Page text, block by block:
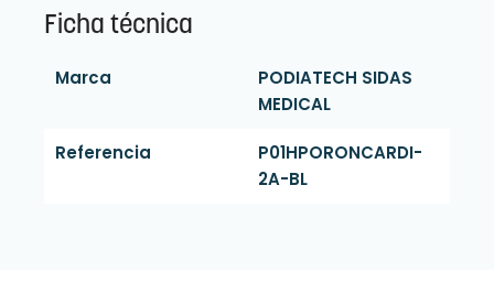
Ficha técnica
Marca
PODIATECH SIDAS
MEDICAL
Referencia
P01HPORONCARDI-
2A-BL